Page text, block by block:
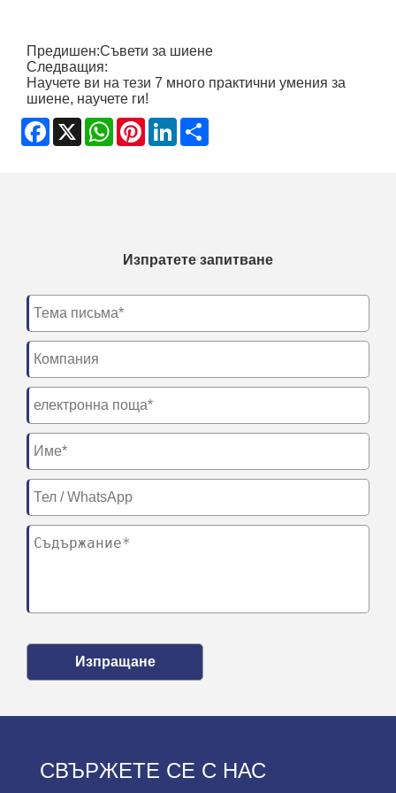
Предишен:Съвети за шиене
Следващия:
Научете ви на тези 7 много практични умения за
шиене, научете ги!
Facebook
X WhatsApp
PinterestLinkedIn
Изпратете запитване
Изпращане
СВЪРЖЕТЕ СЕ С НАС